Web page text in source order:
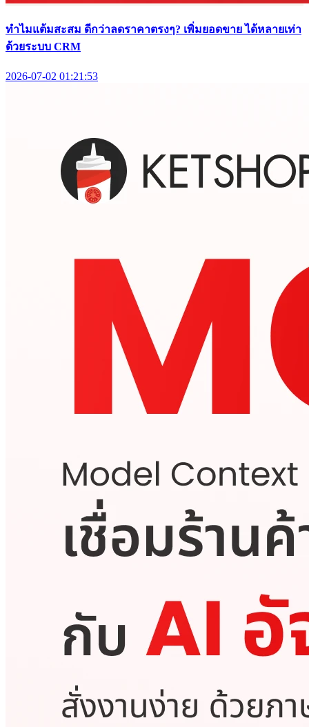
ทำไมแต้มสะสม ดีกว่าลดราคาตรงๆ? เพิ่มยอดขาย ได้หลายเท่า
ด้วยระบบ CRM
2026-07-02 01:21:53